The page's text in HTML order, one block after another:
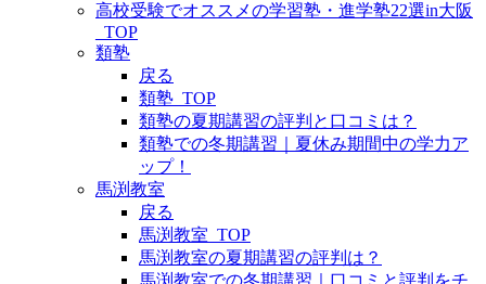
高校受験でオススメの学習塾・進学塾22選in大阪
_TOP
類塾
戻る
類塾_TOP
類塾の夏期講習の評判と口コミは？
類塾での冬期講習｜夏休み期間中の学力ア
ップ！
馬渕教室
戻る
馬渕教室_TOP
馬渕教室の夏期講習の評判は？
馬渕教室での冬期講習｜口コミと評判をチ